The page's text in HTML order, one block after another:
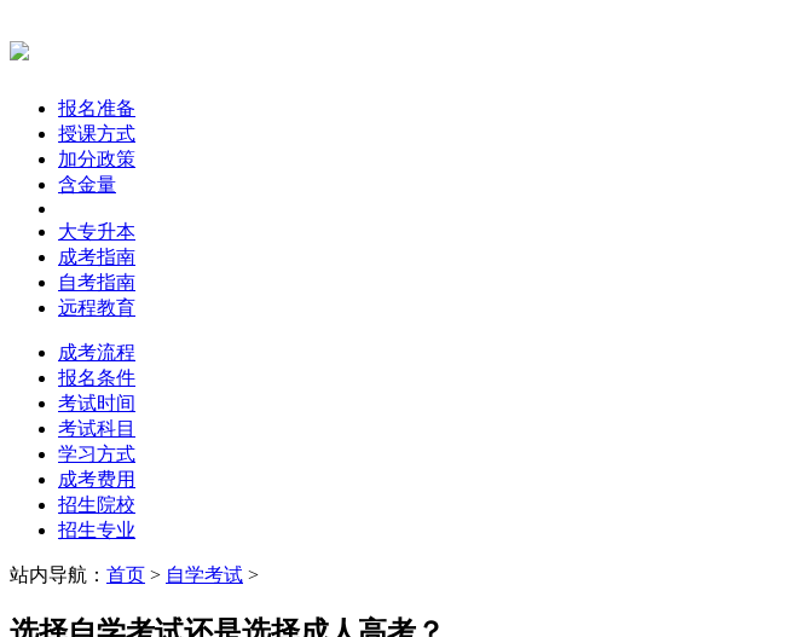
报名准备
授课方式
加分政策
含金量
大专升本
成考指南
自考指南
远程教育
成考流程
报名条件
考试时间
考试科目
学习方式
成考费用
招生院校
招生专业
站内导航： 首页 > 自学考试 >